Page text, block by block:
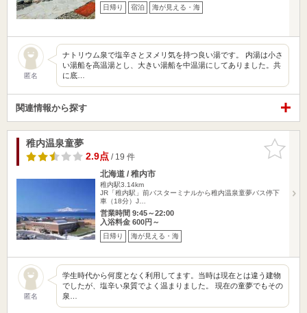
日帰り 宿泊 海が見える・海
匿名
ナトリウム泉で塩辛さとヌメリ気を持つ良い湯です。 内湯は小さ
い湯船を高温湯とし、大きい湯船を中温湯にしてありました。共
に底…
関連情報から探す
お気に入
りに追加
稚内温泉童夢
2.9点/ 19 件
北海道 / 稚内市
稚内駅3.14km
JR「稚内駅」前バスターミナルから稚内温泉童夢バス停下
車（18分）J…
営業時間 9:45～22:00
入浴料金 600円～
日帰り 海が見える・海
匿名
学生時代から何度となく利用してます。当時は現在とは違う建物
でしたが、塩辛い泉質でよく温まりました。 現在の童夢でもその
泉…